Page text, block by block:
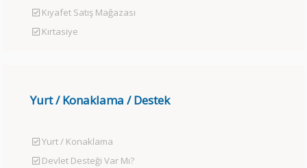
Kıyafet Satış Mağazası
Kırtasiye
Yurt / Konaklama / Destek
Yurt / Konaklama
Devlet Desteği Var Mı?